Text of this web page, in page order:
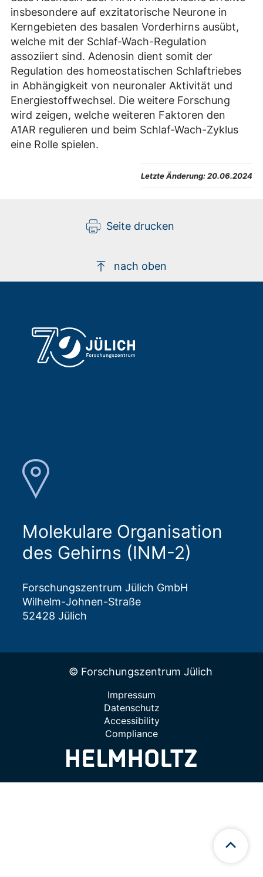
insbesondere auf exzitatorische Neurone in
Kerngebieten des basalen Vorderhirns ausübt,
welche mit der Schlaf-Wach-Regulation
assoziiert sind. Adenosin dient somit der
Regulation des homeostatischen Schlaftriebes
in Abhängigkeit von neuronaler Aktivität und
Energiestoffwechsel. Die weitere Forschung
wird zeigen, welche weiteren Faktoren den
A1AR regulieren und beim Schlaf-Wach-Zyklus
eine Rolle spielen.
Letzte Änderung:20.06.2024
Seite drucken
nach oben
Molekulare Organisation
des Gehirns (INM-2)
Forschungszentrum Jülich GmbH
Wilhelm-Johnen-Straße
52428 Jülich
© Forschungszentrum Jülich
Impressum
Datenschutz
Accessibility
Compliance